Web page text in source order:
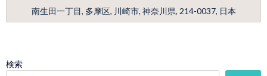
南生田一丁目, 多摩区, 川崎市, 神奈川県, 214-0037, 日本
検索